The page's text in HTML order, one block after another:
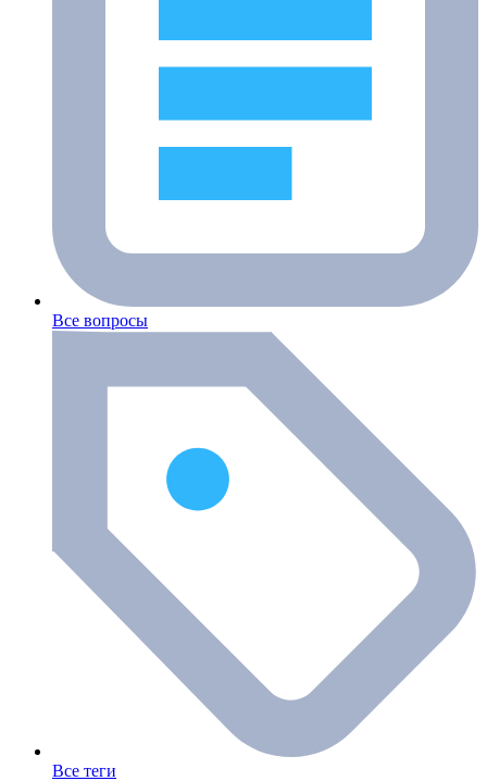
Все вопросы
Все теги